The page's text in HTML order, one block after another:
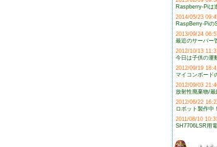
Raspberry-Piは
2014/05/23
RaspBerry-Piの
2013/09/24
最近のサーバー
2012/10/13
今日は子供の運
2012/09/19
マイコンボード
2012/09/03
放射性廃棄物/
2012/06/22
ロボット製作中！
2011/08/10
SH7706LSR用